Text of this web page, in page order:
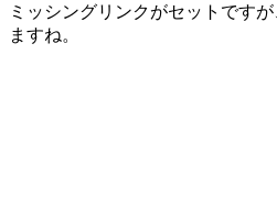
ミッシングリンクがセットです
ますね。